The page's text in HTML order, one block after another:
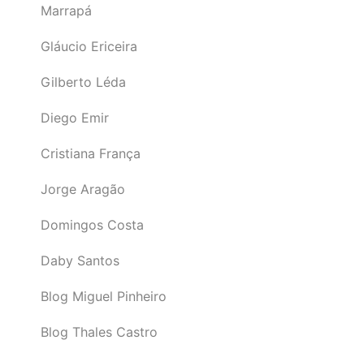
Marrapá
Gláucio Ericeira
Gilberto Léda
Diego Emir
Cristiana França
Jorge Aragão
Domingos Costa
Daby Santos
Blog Miguel Pinheiro
Blog Thales Castro